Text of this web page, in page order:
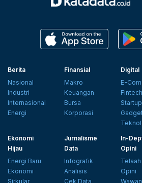
Berita
Nasional
Industri
Internasional
Energi
Finansial
Makro
Keuangan
Bursa
Korporasi
Digital
E-
Fintech
Startup
Ekonomi
Hijau
Energi Baru
Ekonomi
Sirkular
Jurnalisme
Data
Infografik
Analisis
Cek Data
In-
Opini
Telaah
Opini